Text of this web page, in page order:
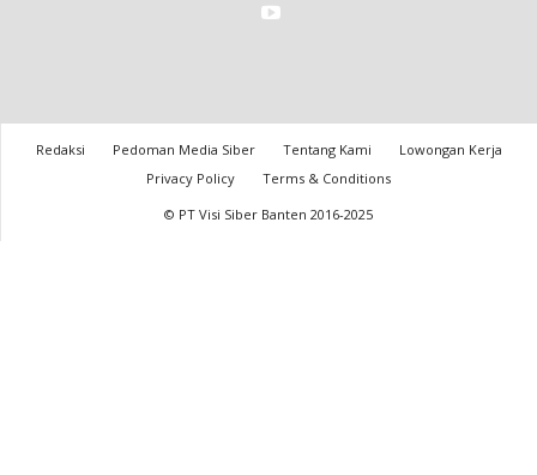
Redaksi Pedoman Media Siber Tentang Kami
Lowongan Kerja
Privacy Policy
Terms & Conditions
© PT Visi Siber Banten 2016-2025